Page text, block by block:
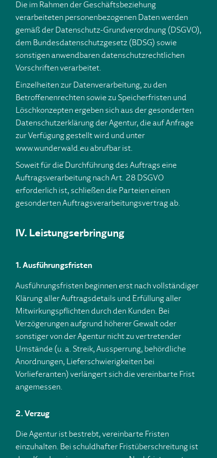
Die im Rahmen der Geschäftsbeziehung
verarbeiteten personenbezogenen Daten werden
gemäß der Datenschutz-Grundverordnung (DSGVO),
dem Bundesdatenschutzgesetz (BDSG) sowie
sonstigen anwendbaren datenschutzrechtlichen
Vorschriften verarbeitet.
Einzelheiten zur Datenverarbeitung, zu den
Betroffenenrechten sowie zu Speicherfristen und
Löschkonzepten ergeben sich aus der gesonderten
Datenschutzerklärung der Agentur, die auf Anfrage
zur Verfügung gestellt wird und unter
www.wunderwald.eu abrufbar ist.
Soweit für die Durchführung des Auftrags eine
Auftragsverarbeitung nach Art. 28 DSGVO
erforderlich ist, schließen die Parteien einen
gesonderten Auftragsverarbeitungsvertrag ab.
IV. Leistungserbringung
1. Ausführungsfristen
Ausführungsfristen beginnen erst nach vollständiger
Klärung aller Auftragsdetails und Erfüllung aller
Mitwirkungspflichten durch den Kunden. Bei
Verzögerungen aufgrund höherer Gewalt oder
sonstiger von der Agentur nicht zu vertretender
Umstände (u. a. Streik, Aussperrung, behördliche
Anordnungen, Lieferschwierigkeiten bei
Vorlieferanten) verlängert sich die vereinbarte Frist
angemessen.
2. Verzug
Die Agentur ist bestrebt, vereinbarte Fristen
einzuhalten. Bei schuldhafter Fristüberschreitung ist